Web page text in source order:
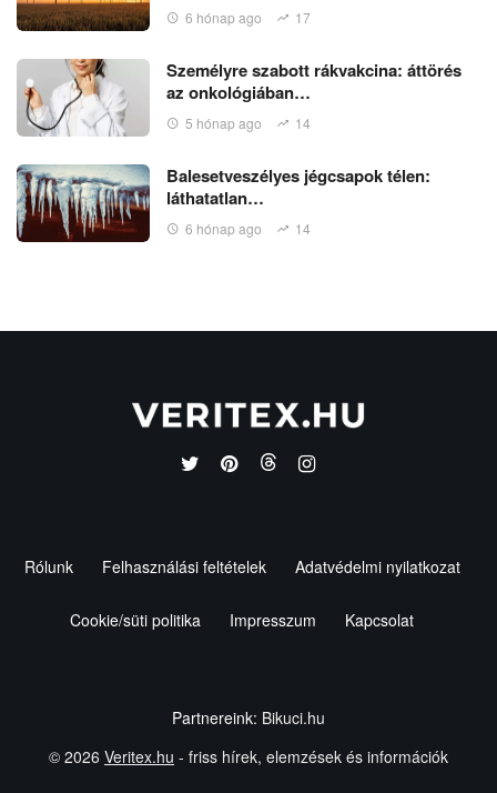
6 hónap ago 17
Személyre szabott rákvakcina: áttörés
az onkológiában…
5 hónap ago 14
Balesetveszélyes jégcsapok télen:
láthatatlan…
6 hónap ago 14
Rólunk Felhasználási feltételek Adatvédelmi nyilatkozat
Cookie/süti politika Impresszum Kapcsolat
Partnereink: Bikuci.hu
© 2026 Veritex.hu - friss hírek, elemzések és információk